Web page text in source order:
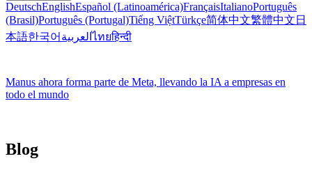
DeutschEnglishEspañol (Latinoamérica)FrançaisItalianoPortuguês
(Brasil)Português (Portugal)Tiếng ViệtTürkçe简体中文繁體中文 日
本語한국어 العربيةไทยहिन्दी
Manus ahora forma parte de Meta, llevando la IA a empresas en
todo el mundo
Blog